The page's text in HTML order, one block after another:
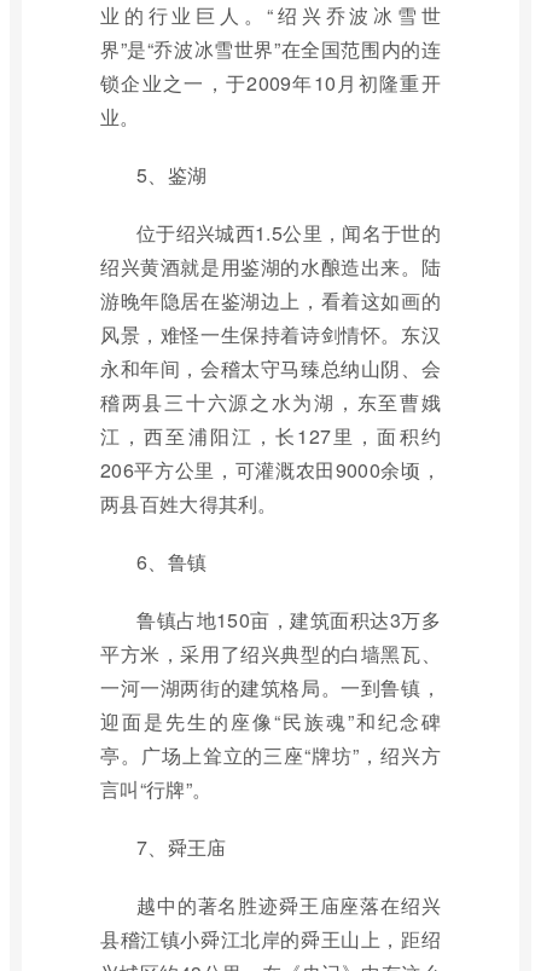
业的行业巨人。“绍兴乔波冰雪世
界”是“乔波冰雪世界”在全国范围内的连
锁企业之一，于2009年10月初隆重开
业。
5、鉴湖
位于绍兴城西1.5公里，闻名于世的
绍兴黄酒就是用鉴湖的水酿造出来。陆
游晚年隐居在鉴湖边上，看着这如画的
风景，难怪一生保持着诗剑情怀。东汉
永和年间，会稽太守马臻总纳山阴、会
稽两县三十六源之水为湖，东至曹娥
江，西至浦阳江，长127里，面积约
206平方公里，可灌溉农田9000余顷，
两县百姓大得其利。
6、鲁镇
鲁镇占地150亩，建筑面积达3万多
平方米，采用了绍兴典型的白墙黑瓦、
一河一湖两街的建筑格局。一到鲁镇，
迎面是先生的座像“民族魂”和纪念碑
亭。广场上耸立的三座“牌坊”，绍兴方
言叫“行牌”。
7、舜王庙
越中的著名胜迹舜王庙座落在绍兴
县稽江镇小舜江北岸的舜王山上，距绍